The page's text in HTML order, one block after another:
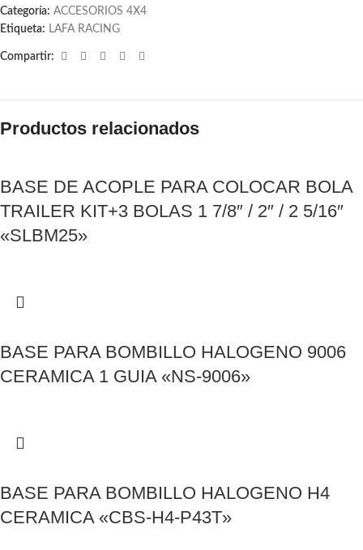
Categoría: ACCESORIOS 4X4
Etiqueta: LAFA RACING
Compartir:
Productos relacionados
BASE DE ACOPLE PARA COLOCAR BOLA
TRAILER KIT+3 BOLAS 1 7/8″ / 2″ / 2 5/16″
«SLBM25»
BASE PARA BOMBILLO HALOGENO 9006
CERAMICA 1 GUIA «NS-9006»
BASE PARA BOMBILLO HALOGENO H4
CERAMICA «CBS-H4-P43T»